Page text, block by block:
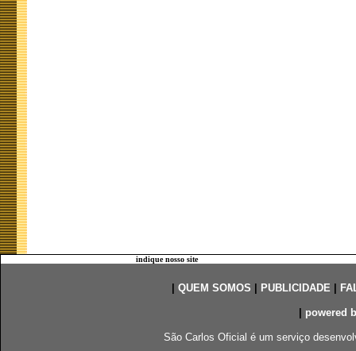
indique nosso site
QUEM SOMOS PUBLICIDADE|
powered
São Carlos Oficial é um serviço